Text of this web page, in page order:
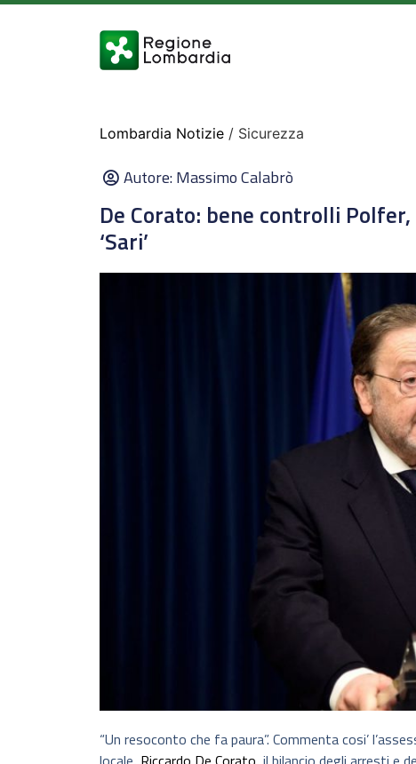
Lombardia Notizie / Sicurezza
Autore:Massimo Calabrò
De Corato: bene controlli
‘Sari’
“Un resoconto che fa paura”. Commenta cosi’